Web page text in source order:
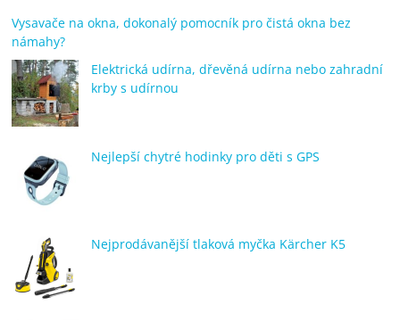
Vysavače na okna, dokonalý pomocník pro čistá okna bez
námahy?
Elektrická udírna, dřevěná udírna nebo zahradní
krby s udírnou
Nejlepší chytré hodinky pro děti s GPS
Nejprodávanější tlaková myčka Kärcher K5